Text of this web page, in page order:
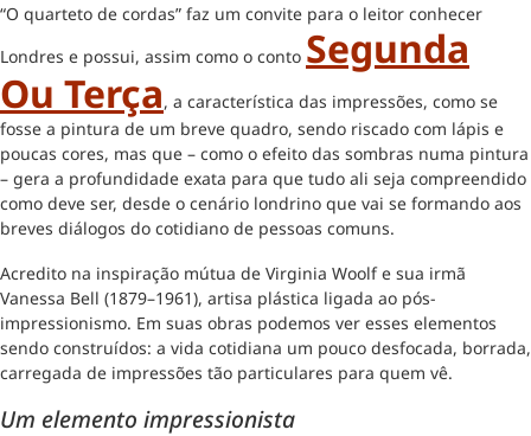
“O quarteto de cordas” faz um convite para o leitor conhecer
Londres e possui, assim como o conto Segunda
Ou Terça, a característica das impressões, como se
fosse a pintura de um breve quadro, sendo riscado com lápis e
poucas cores, mas que – como o efeito das sombras numa pintura
– gera a profundidade exata para que tudo ali seja compreendido
como deve ser, desde o cenário londrino que vai se formando aos
breves diálogos do cotidiano de pessoas comuns.
Acredito na inspiração mútua de Virginia Woolf e sua irmã
Vanessa Bell (1879–1961), artisa plástica ligada ao pós-
impressionismo. Em suas obras podemos ver esses elementos
sendo construídos: a vida cotidiana um pouco desfocada, borrada,
carregada de impressões tão particulares para quem vê.
Um elemento impressionista